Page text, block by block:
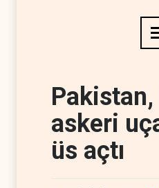
Pakistan,
askeri
üs açtı